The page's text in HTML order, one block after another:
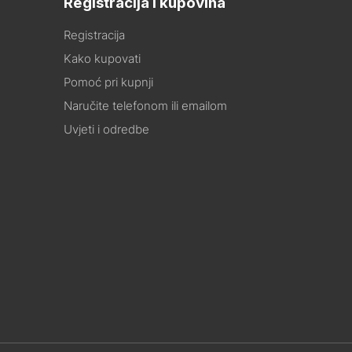
Registracija
Kako kupovati
Pomoć pri kupnji
Naručite telefonom ili emailom
Uvjeti i odredbe